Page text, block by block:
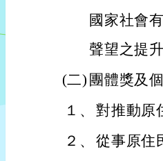
國家社會
聲望之提
(二) 團體獎及
１、 對推動原
２、 從事原住